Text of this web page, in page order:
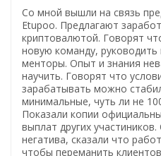
Со мной вышли на связь
Etupoo. Предлагают
криптовалютой. Говорят
новую команду,
менторы. Опыт и знания
научить. Говорят что
зарабатывать можно
минимальные, чуть ли не
Показали копии
выплат других
негатива, сказали что
чтобы переманить